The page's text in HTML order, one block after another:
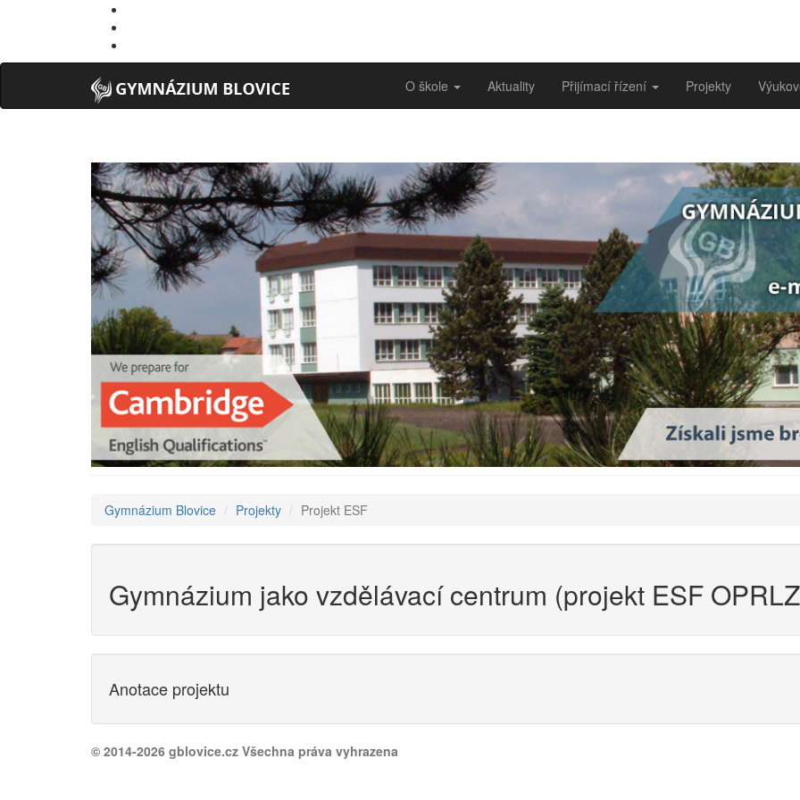
O škole Aktuality Přijímací řízení Projekty
Gymnázium Blovice Projekty Projekt ESF
Gymnázium jako vzdělávací centrum (projekt ESF
Anotace projektu
© 2014-2026 gblovice.cz Všechna práva vyhrazena